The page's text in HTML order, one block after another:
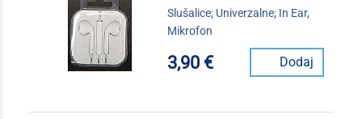
Slušalice; Univerzalne; In Ear,
Mikrofon
3,90 € Dodaj